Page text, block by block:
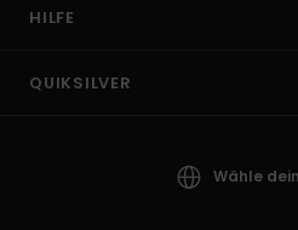
HILFE
QUIKSILVER
Wähle